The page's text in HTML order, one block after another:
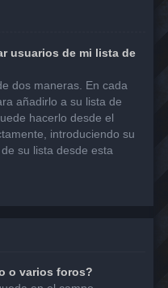
usuarios de mi lista de
dos maneras. En cada
añadirlo a su lista de
hacerlo desde el
introduciendo su
su lista desde esta
o varios foros?